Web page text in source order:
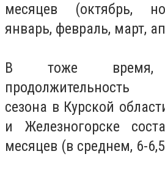
месяцев (октябрь,
январь, февраль, март,
В тоже время,
продолжительность
сезона в Курской
и Железногорске
месяцев (в среднем, 6-